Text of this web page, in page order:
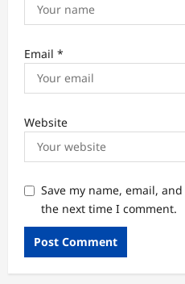
Email *
Website
Save my name, email,
the next time I comment.